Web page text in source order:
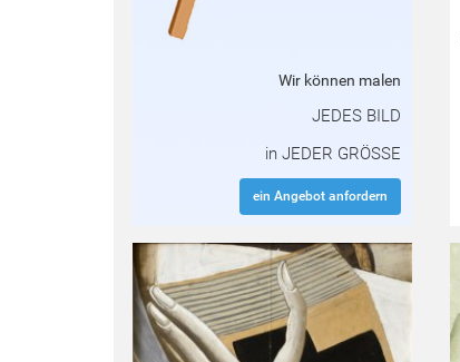
Wir können malen
JEDES BILD
in JEDER GRÖSSE
ein Angebot anfordern